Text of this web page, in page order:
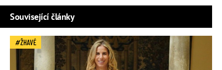
Související články
ŽHAVÉ